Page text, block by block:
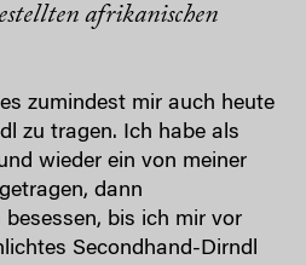
afrikanischen
zumindest mir auch heute
zu tragen. Ich habe als
wieder ein von meiner
dann
bis ich mir vor
Secondhand-Dirndl